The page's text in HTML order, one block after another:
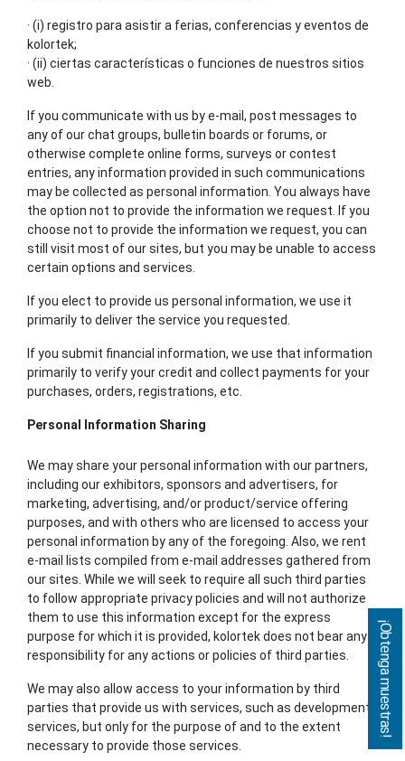
· (i) registro para asistir a ferias, conferencias y eventos de
kolortek;
· (ii) ciertas características o funciones de nuestros sitios
web.
If you communicate with us by e-mail, post messages to
any of our chat groups, bulletin boards or forums, or
otherwise complete online forms, surveys or contest
entries, any information provided in such communications
may be collected as personal information. You always have
the option not to provide the information we request. If you
choose not to provide the information we request, you can
still visit most of our sites, but you may be unable to access
certain options and services.
If you elect to provide us personal information, we use it
primarily to deliver the service you requested.
If you submit financial information, we use that information
primarily to verify your credit and collect payments for your
purchases, orders, registrations, etc.
Personal Information Sharing
We may share your personal information with our partners,
including our exhibitors, sponsors and advertisers, for
marketing, advertising, and/or product/service offering
purposes, and with others who are licensed to access your
personal information by any of the foregoing. Also, we rent
e-mail lists compiled from e-mail addresses gathered from
our sites. While we will seek to require all such third parties
to follow appropriate privacy policies and will not authorize
them to use this information except for the express
purpose for which it is provided, kolortek does not bear any
responsibility for any actions or policies of third parties.
We may also allow access to your information by third
parties that provide us with services, such as development
services, but only for the purpose of and to the extent
necessary to provide those services.
¡Obtenga muestras!